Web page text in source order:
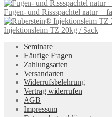
Fugen- und Rissspachtel natur +
Injektionsleim TZ 20kg / Sack
Seminare
Häufige Fragen
Zahlungsarten
Versandarten
Widerrufsbelehrung
Vertrag widerrufen
AGB
Impressum